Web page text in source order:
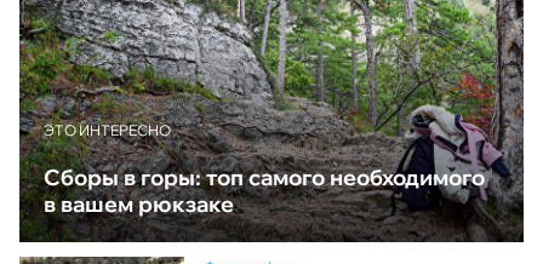
ЭТО ИНТЕРЕСНО
Сборы в горы: топ самого необходимого
в вашем рюкзаке